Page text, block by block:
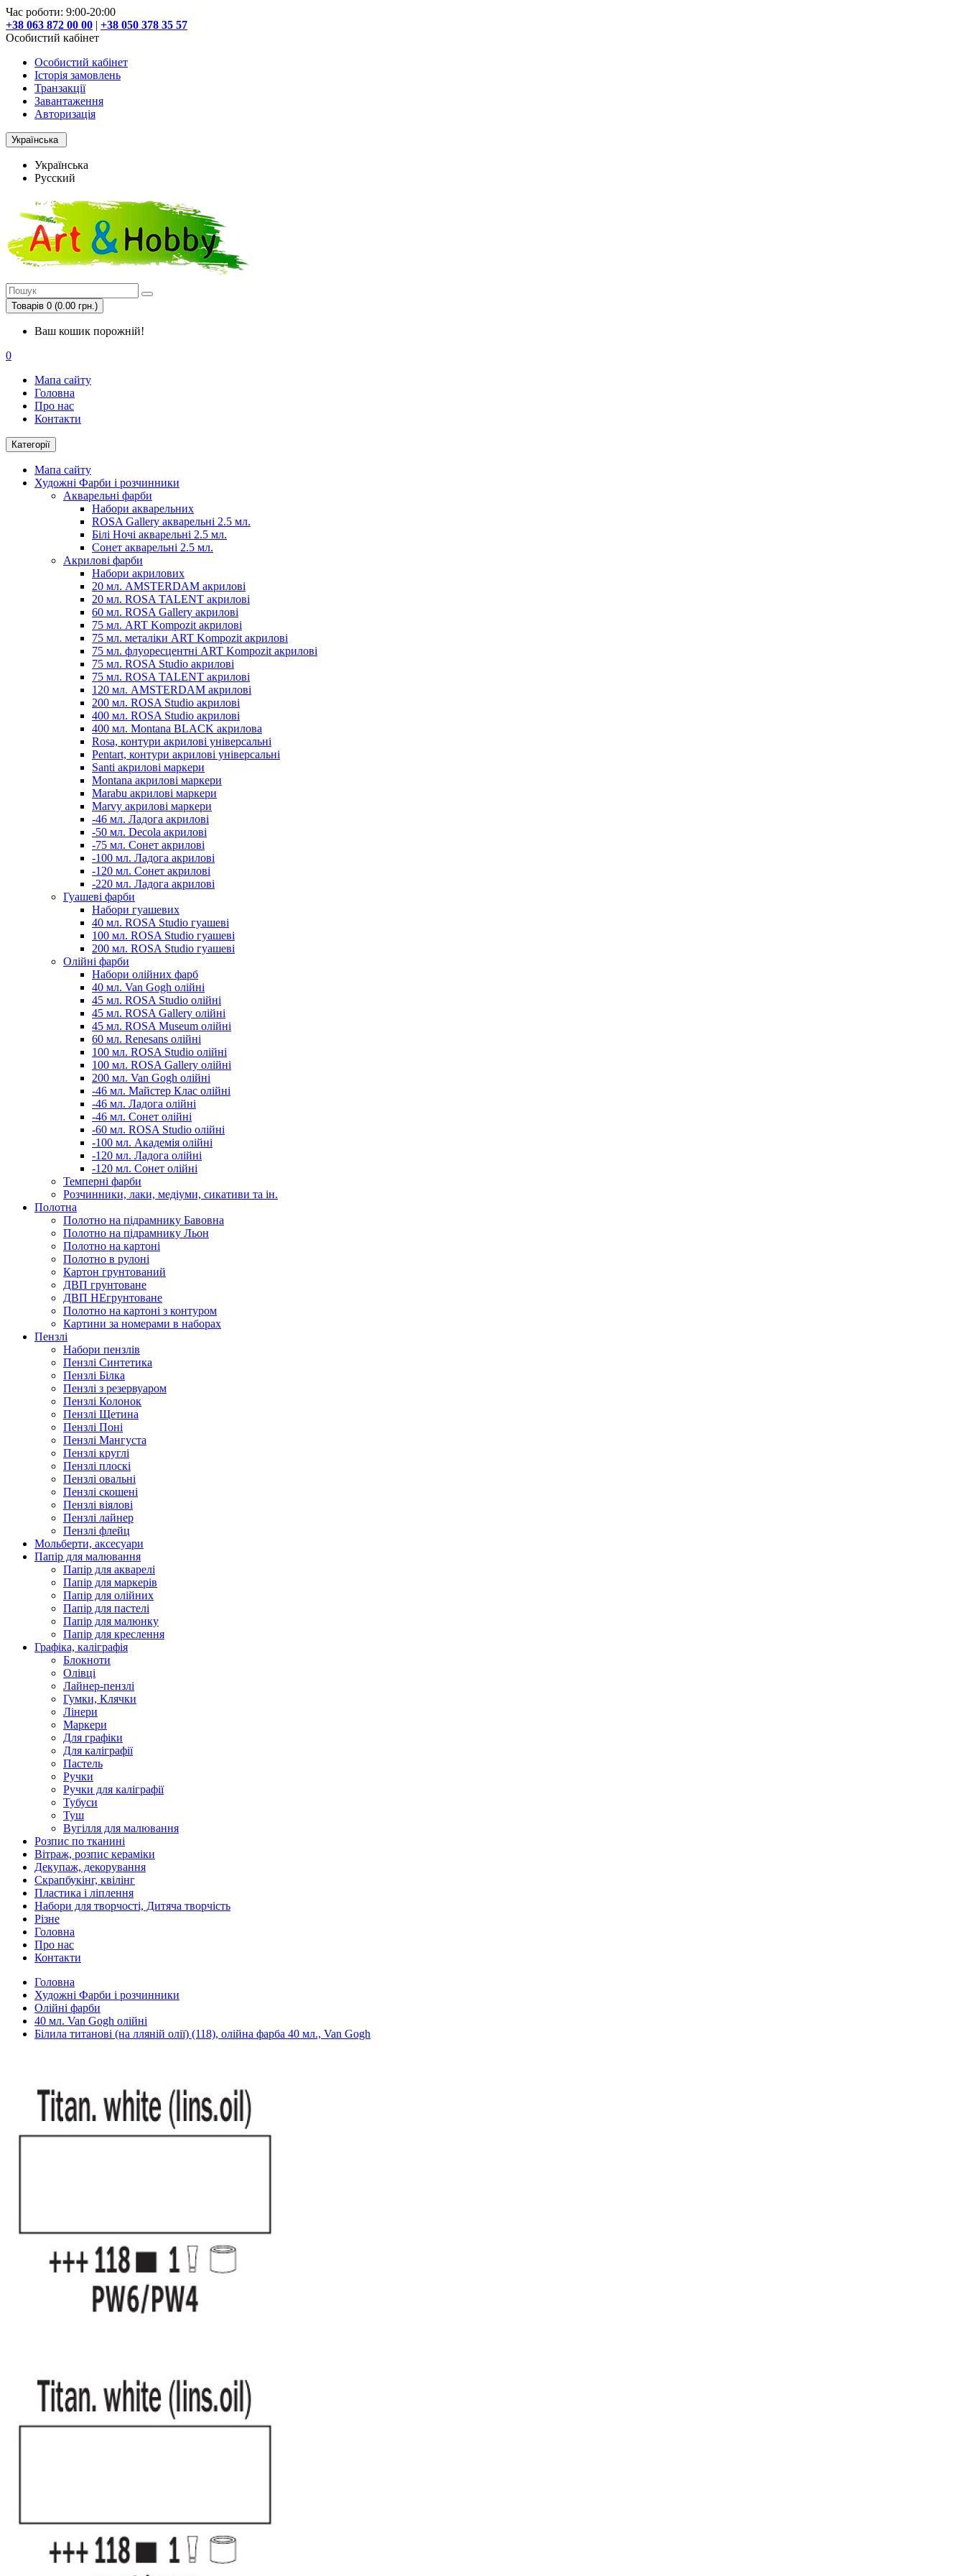
Час роботи: 9:00-20:00
+38 063 872 00 00 | +38 050 378 35 57
Особистий кабінет
Особистий кабінет
Історія замовлень
Транзакції
Завантаження
Авторизація
Українська
Українська
Русский
Товарів 0 (0.00 грн.)
Ваш кошик порожній!
0
Мапа сайту
Головна
Про нас
Контакти
Категорії
Мапа сайту
Художні Фарби і розчинники
Акварельні фарби
Набори акварельних
ROSA Gallery акварельні 2.5 мл.
Білі Ночі акварельні 2.5 мл.
Сонет акварельні 2.5 мл.
Акрилові фарби
Набори акрилових
20 мл. AMSTERDAM акрилові
20 мл. ROSA TALENT акрилові
60 мл. ROSA Gallery акрилові
75 мл. ART Kompozit акрилові
75 мл. металіки ART Kompozit акрилові
75 мл. флуоресцентні ART Kompozit акрилові
75 мл. ROSA Studio акрилові
75 мл. ROSA TALENT акрилові
120 мл. AMSTERDAM акрилові
200 мл. ROSA Studio акрилові
400 мл. ROSA Studio акрилові
400 мл. Montana BLACK акрилова
Rosa, контури акрилові універсальні
Pentart, контури акрилові універсальні
Santi акрилові маркери
Montana акрилові маркери
Marabu акрилові маркери
Marvy акрилові маркери
-46 мл. Ладога акрилові
-50 мл. Decola акрилові
-75 мл. Сонет акрилові
-100 мл. Ладога акрилові
-120 мл. Сонет акрилові
-220 мл. Ладога акрилові
Гуашеві фарби
Набори гуашевих
40 мл. ROSA Studio гуашеві
100 мл. ROSA Studio гуашеві
200 мл. ROSA Studio гуашеві
Олійні фарби
Набори олійних фарб
40 мл. Van Gogh олійні
45 мл. ROSA Studio олійні
45 мл. ROSA Gallery олійні
45 мл. ROSA Museum олійні
60 мл. Renesans олійні
100 мл. ROSA Studio олійні
100 мл. ROSA Gallery олійні
200 мл. Van Gogh олійні
-46 мл. Майстер Клас олійні
-46 мл. Ладога олійні
-46 мл. Сонет олійні
-60 мл. ROSA Studio олійні
-100 мл. Академія олійні
-120 мл. Ладога олійні
-120 мл. Сонет олійні
Темперні фарби
Розчинники, лаки, медіуми, сикативи та ін.
Полотна
Полотно на підрамнику Бавовна
Полотно на підрамнику Льон
Полотно на картоні
Полотно в рулоні
Картон грунтований
ДВП грунтоване
ДВП НЕгрунтоване
Полотно на картоні з контуром
Картини за номерами в наборах
Пензлі
Набори пензлів
Пензлі Синтетика
Пензлі Білка
Пензлі з резервуаром
Пензлі Колонок
Пензлі Щетина
Пензлі Поні
Пензлі Мангуста
Пензлі круглі
Пензлі плоскі
Пензлі овальні
Пензлі скошені
Пензлі віялові
Пензлі лайнер
Пензлі флейц
Мольберти, аксесуари
Папір для малювання
Папір для акварелі
Папір для маркерів
Папір для олійних
Папір для пастелі
Папір для малюнку
Папір для креслення
Графіка, каліграфія
Блокноти
Олівці
Лайнер-пензлі
Гумки, Клячки
Лінери
Маркери
Для графіки
Для каліграфії
Пастель
Ручки
Ручки для каліграфії
Тубуси
Туш
Вугілля для малювання
Розпис по тканині
Вітраж, розпис кераміки
Декупаж, декорування
Скрапбукінг, квілінг
Пластика і ліплення
Набори для творчості, Дитяча творчість
Різне
Головна
Про нас
Контакти
Головна
Художні Фарби і розчинники
Олійні фарби
40 мл. Van Gogh олійні
Білила титанові (на лляній олії) (118), олійна фарба 40 мл., Van Gogh